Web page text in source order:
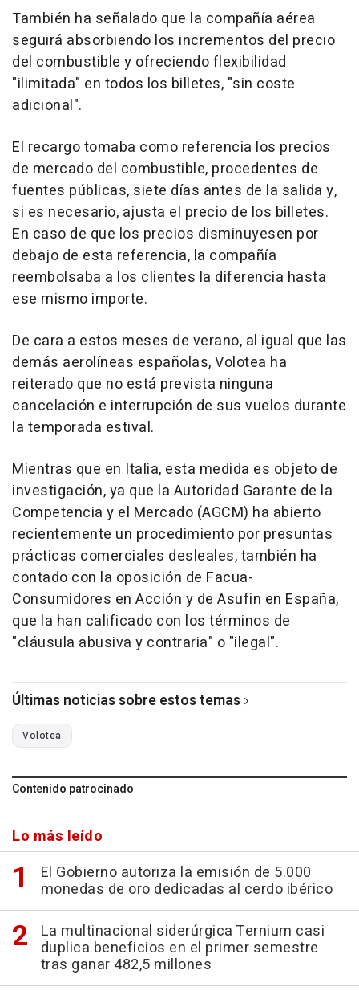
También ha señalado que la compañía aérea
seguirá absorbiendo los incrementos del precio
del combustible y ofreciendo flexibilidad
"ilimitada" en todos los billetes, "sin coste
adicional".
El recargo tomaba como referencia los precios
de mercado del combustible, procedentes de
fuentes públicas, siete días antes de la salida y,
si es necesario, ajusta el precio de los billetes.
En caso de que los precios disminuyesen por
debajo de esta referencia, la compañía
reembolsaba a los clientes la diferencia hasta
ese mismo importe.
De cara a estos meses de verano, al igual que las
demás aerolíneas españolas, Volotea ha
reiterado que no está prevista ninguna
cancelación e interrupción de sus vuelos durante
la temporada estival.
Mientras que en Italia, esta medida es objeto de
investigación, ya que la Autoridad Garante de la
Competencia y el Mercado (AGCM) ha abierto
recientemente un procedimiento por presuntas
prácticas comerciales desleales, también ha
contado con la oposición de Facua-
Consumidores en Acción y de Asufin en España,
que la han calificado con los términos de
"cláusula abusiva y contraria" o "ilegal".
Últimas noticias sobre estos temas
Volotea
Contenido patrocinado
Lo más leído
El Gobierno autoriza la emisión de 5.000
monedas de oro dedicadas al cerdo ibérico
La multinacional siderúrgica Ternium casi
duplica beneficios en el primer semestre
tras ganar 482,5 millones